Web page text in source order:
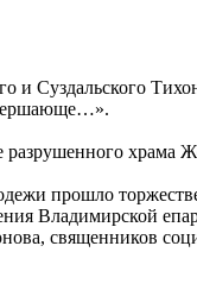
и Суздальского
храма
прошло
Владимирской
священников